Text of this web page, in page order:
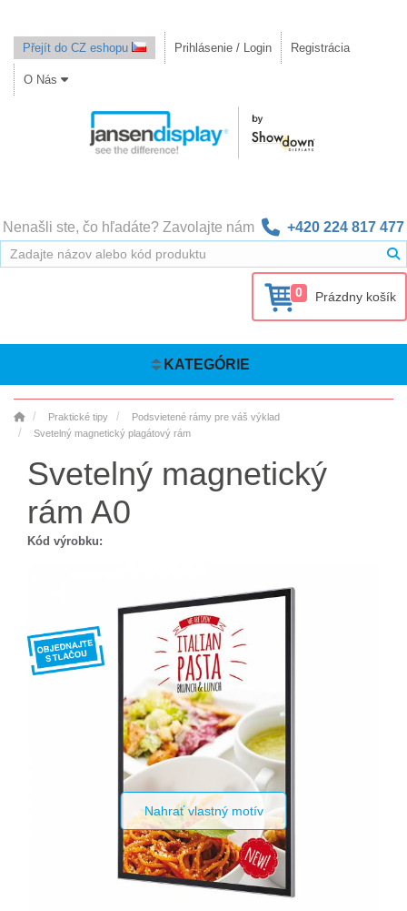
Přejít do CZ eshopu Prihlásenie / Login Registrácia
O Nás
Nenašli ste, čo hľadáte? Zavolajte nám +420 224 817 477
0 Prázdny košík
KATEGÓRIE
Praktické tipy
Podsvietené rámy pre váš výklad
Svetelný magnetický plagátový rám
Svetelný magnetický
rám A0
Kód výrobku:
Nahrať vlastný motív